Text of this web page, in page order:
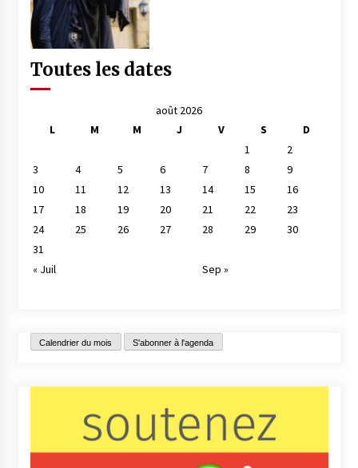
Toutes les dates
août 2026
L
M M J V S
D
1
2
3
4 5 6 7 8
9
10
11 12 13 14 15
16
17
18 19 20 21 22
23
24
25 26 27 28 29
30
31
« Juil
Sep »
Calendrier du mois S'abonner à l'agenda